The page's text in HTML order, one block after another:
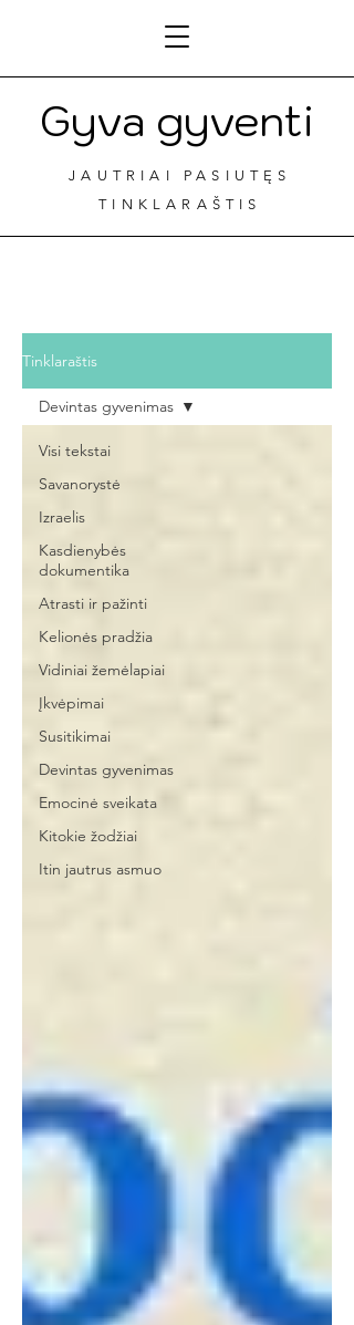
Gyva gyventi
JAUTRIAI PASIUTĘS
TINKLARAŠTIS
Tinklaraštis
Visi tekstai
Savanorystė
Izraelis
Kasdienybės
dokumentika
Atrasti ir pažinti
Kelionės pradžia
Vidiniai žemėlapiai
Įkvėpimai
Susitikimai
Devintas gyvenimas
Emocinė sveikata
Kitokie žodžiai
Itin jautrus asmuo
Devintas gyvenimas